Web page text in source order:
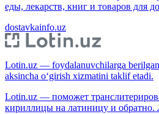
еды, лекарств, книг и товаров для
dostavkainfo.uz
Lotin.uz — foydalanuvchilarga
aksincha o‘girish xizmatini taklif etadi.
Lotin.uz — поможет
кириллицы на латиницу и обратно.